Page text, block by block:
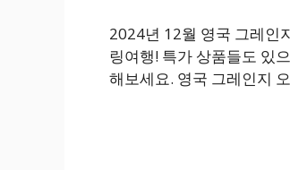
2024년 12월 영국 그레인
링여행! 특가 상품들도 있
해보세요. 영국 그레인지